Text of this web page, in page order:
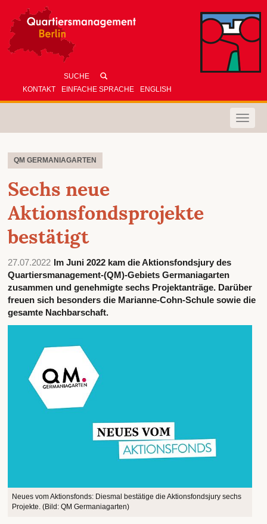
KONTAKT EINFACHE SPRACHE ENGLISH
Toggle
QM GERMANIAGARTEN
Sechs neue
Aktionsfondsprojekte
bestätigt
27.07.2022 Im Juni 2022 kam die Aktionsfondsjury des
Quartiersmanagement-(QM)-Gebiets Germaniagarten
zusammen und genehmigte sechs Projektanträge. Darüber
freuen sich besonders die Marianne-Cohn-Schule sowie die
gesamte Nachbarschaft.
Neues vom Aktionsfonds: Diesmal bestätige die Aktionsfondsjury sechs
Projekte. (Bild: QM Germaniagarten)